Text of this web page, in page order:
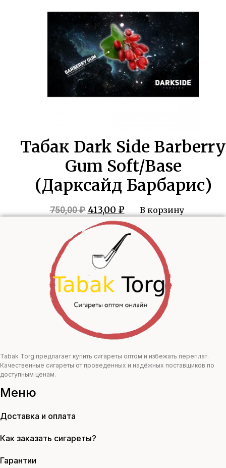
Табак Dark Side Barberry
Gum Soft/Base
(Дарксайд Барбарис)
750,00₽ Первоначальная
цена
составляла
750,00 ₽.
413,00 ₽Текущая
цена:
413,00 ₽.
В корзину
Tabak Torg предлагает купить сигареты оптом и избежать переплат.
Качественные сигареты от проведенных и надёжных поставщиков по
доступным ценам.
Меню
Доставка и оплата
Как заказать сигареты?
Гарантии